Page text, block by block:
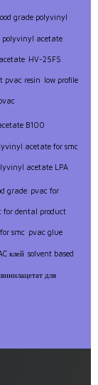
grade polyvinyl
polyvinyl acetate
HV-25FS
pvac resin low profile
B100
acetate for smc
acetate LPA
grade pvac for
for dental product
smc pvac glue
клей solvent based
для